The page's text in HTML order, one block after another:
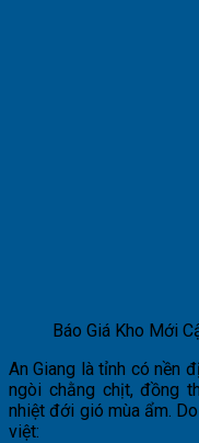
Báo Giá Kho Mới
An Giang là tỉnh có nền
ngòi chằng chịt, đồng
nhiệt đới gió mùa ẩm.
việt: